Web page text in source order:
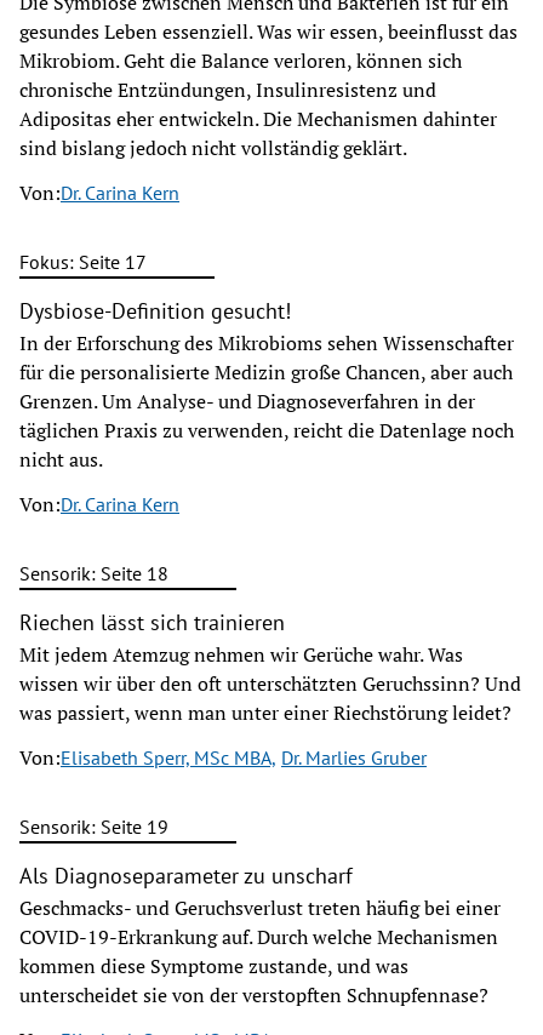
gesundes Leben essenziell. Was wir essen, beeinflusst das
Mikrobiom. Geht die Balance verloren, können sich
chronische Entzündungen, Insulinresistenz und
Adipositas eher entwickeln. Die Mechanismen dahinter
sind bislang jedoch nicht vollständig geklärt.
Von:Dr. Carina Kern
Fokus: Seite 17
Dysbiose-Definition gesucht!
In der Erforschung des Mikrobioms sehen Wissenschafter
für die personalisierte Medizin große Chancen, aber auch
Grenzen. Um Analyse- und Diagnoseverfahren in der
täglichen Praxis zu verwenden, reicht die Datenlage noch
nicht aus.
Von:Dr. Carina Kern
Sensorik: Seite 18
Riechen lässt sich trainieren
Mit jedem Atemzug nehmen wir Gerüche wahr. Was
wissen wir über den oft unterschätzten Geruchssinn? Und
was passiert, wenn man unter einer Riechstörung leidet?
Von:Elisabeth Sperr, MSc MBA, Dr. Marlies Gruber
Sensorik: Seite 19
Als Diagnoseparameter zu unscharf
Geschmacks- und Geruchsverlust treten häufig bei einer
COVID-19-Erkrankung auf. Durch welche Mechanismen
kommen diese Symptome zustande, und was
unterscheidet sie von der verstopften Schnupfennase?